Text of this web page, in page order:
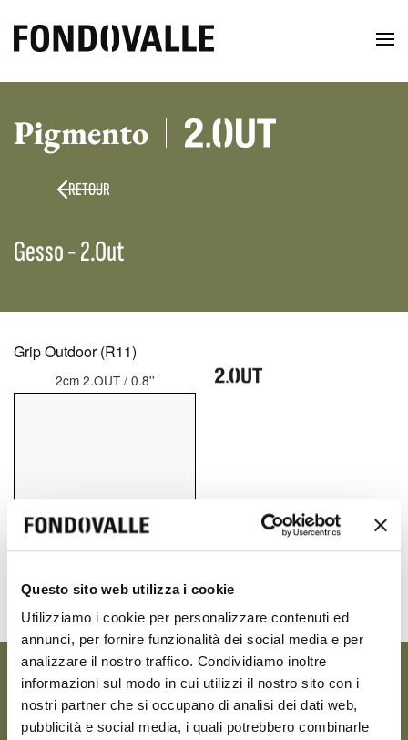
Questo sito web utilizza i cookie
Utilizziamo i cookie per personalizzare contenuti ed
annunci, per fornire funzionalità dei social media e per
analizzare il nostro traffico. Condividiamo inoltre
informazioni sul modo in cui utilizzi il nostro sito con i
nostri partner che si occupano di analisi dei dati web,
pubblicità e social media, i quali potrebbero combinarle
RETOUR
Pigmento
Gesso - 2.Out
Grip Outdoor (R11)
2cm 2.OUT / 0.8''
80x80 cm
GESSO